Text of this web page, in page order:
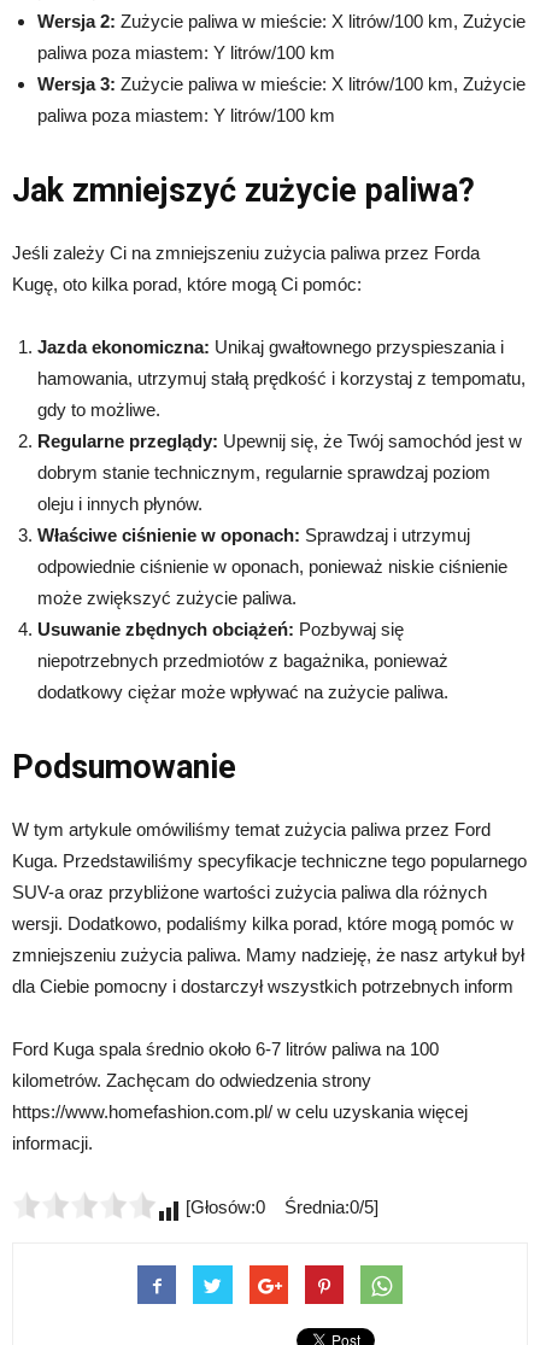
Wersja 2: Zużycie paliwa w mieście: X litrów/100 km, Zużycie
paliwa poza miastem: Y litrów/100 km
Wersja 3: Zużycie paliwa w mieście: X litrów/100 km, Zużycie
paliwa poza miastem: Y litrów/100 km
Jak zmniejszyć zużycie paliwa?
Jeśli zależy Ci na zmniejszeniu zużycia paliwa przez Forda
Kugę, oto kilka porad, które mogą Ci pomóc:
Jazda ekonomiczna: Unikaj gwałtownego przyspieszania i
hamowania, utrzymuj stałą prędkość i korzystaj z tempomatu,
gdy to możliwe.
Regularne przeglądy: Upewnij się, że Twój samochód jest w
dobrym stanie technicznym, regularnie sprawdzaj poziom
oleju i innych płynów.
Właściwe ciśnienie w oponach: Sprawdzaj i utrzymuj
odpowiednie ciśnienie w oponach, ponieważ niskie ciśnienie
może zwiększyć zużycie paliwa.
Usuwanie zbędnych obciążeń: Pozbywaj się
niepotrzebnych przedmiotów z bagażnika, ponieważ
dodatkowy ciężar może wpływać na zużycie paliwa.
Podsumowanie
W tym artykule omówiliśmy temat zużycia paliwa przez Ford
Kuga. Przedstawiliśmy specyfikacje techniczne tego popularnego
SUV-a oraz przybliżone wartości zużycia paliwa dla różnych
wersji. Dodatkowo, podaliśmy kilka porad, które mogą pomóc w
zmniejszeniu zużycia paliwa. Mamy nadzieję, że nasz artykuł był
dla Ciebie pomocny i dostarczył wszystkich potrzebnych inform
Ford Kuga spala średnio około 6-7 litrów paliwa na 100
kilometrów. Zachęcam do odwiedzenia strony
https://www.homefashion.com.pl/ w celu uzyskania więcej
informacji.
[Głosów:0 Średnia:0/5]